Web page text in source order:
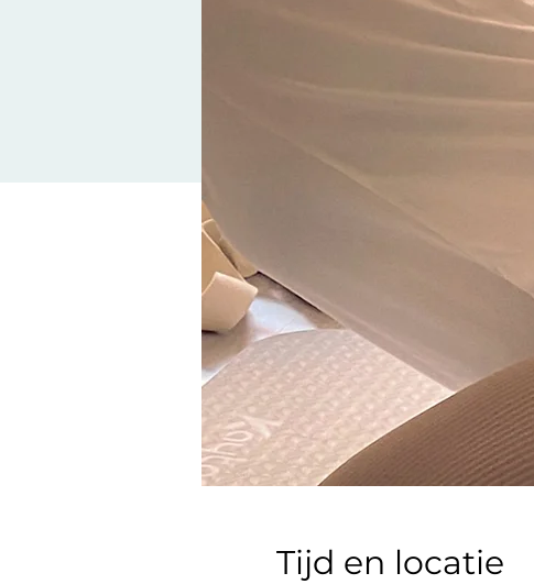
Tijd en locatie